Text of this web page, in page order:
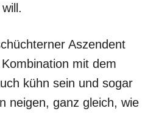
Aszendent
mit dem
kühn sein und sogar
neigen, ganz gleich, wie